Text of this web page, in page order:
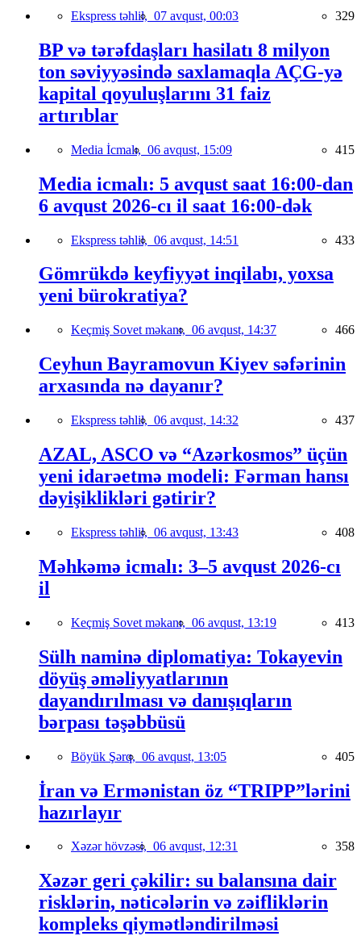
Ekspress təhlil, 07 avqust, 00:03 329
BP və tərəfdaşları hasilatı 8 milyon
ton səviyyəsində saxlamaqla AÇG-yə
kapital qoyuluşlarını 31 faiz
artırıblar
Media İcmalı, 06 avqust, 15:09 415
Media icmalı: 5 avqust saat 16:00-dan
6 avqust 2026-cı il saat 16:00-dək
Ekspress təhlil, 06 avqust, 14:51 433
Gömrükdə keyfiyyət inqilabı, yoxsa
yeni bürokratiya?
Keçmiş Sovet məkanı, 06 avqust, 14:37 466
Ceyhun Bayramovun Kiyev səfərinin
arxasında nə dayanır?
Ekspress təhlil, 06 avqust, 14:32 437
AZAL, ASCO və “Azərkosmos” üçün
yeni idarəetmə modeli: Fərman hansı
dəyişiklikləri gətirir?
Ekspress təhlil, 06 avqust, 13:43 408
Məhkəmə icmalı: 3–5 avqust 2026-cı
il
Keçmiş Sovet məkanı, 06 avqust, 13:19 413
Sülh naminə diplomatiya: Tokayevin
döyüş əməliyyatlarının
dayandırılması və danışıqların
bərpası təşəbbüsü
Böyük Şərq, 06 avqust, 13:05 405
İran və Ermənistan öz “TRIPP”lərini
hazırlayır
Xəzər hövzəsi, 06 avqust, 12:31 358
Xəzər geri çəkilir: su balansına dair
risklərin, nəticələrin və zəifliklərin
kompleks qiymətləndirilməsi